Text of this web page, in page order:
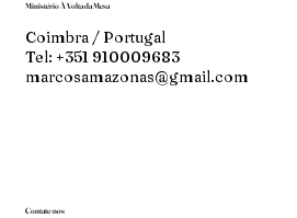
Ministério À Volta da Mesa
Coimbra / Portugal
Tel: +351 910009683
marcosamazonas@gmail.com
Contate-nos